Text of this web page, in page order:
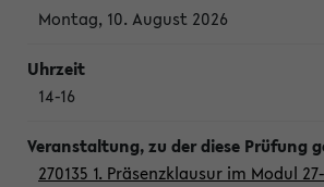
Montag, 10. August 2026
14-16
270135 1. Präsenzklausur im Modul